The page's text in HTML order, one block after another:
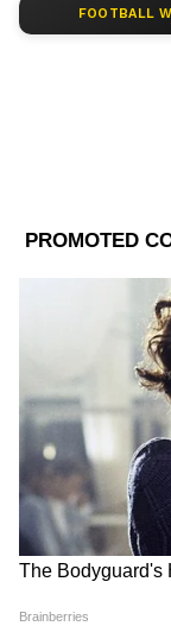
Getty
কিছুদিন ধরে
প্রচুর আলোচনা
যে শাড়ি
ধরনের ত্বকের
আঁটসাঁট করে
FOOTBALL